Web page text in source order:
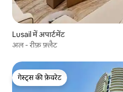
Lusail में अपार्टमेंट
अल - रीफ़ फ़्लैट
गेस्ट्स की फ़ेवरेट
गेस्ट्स की फ़ेवरेट